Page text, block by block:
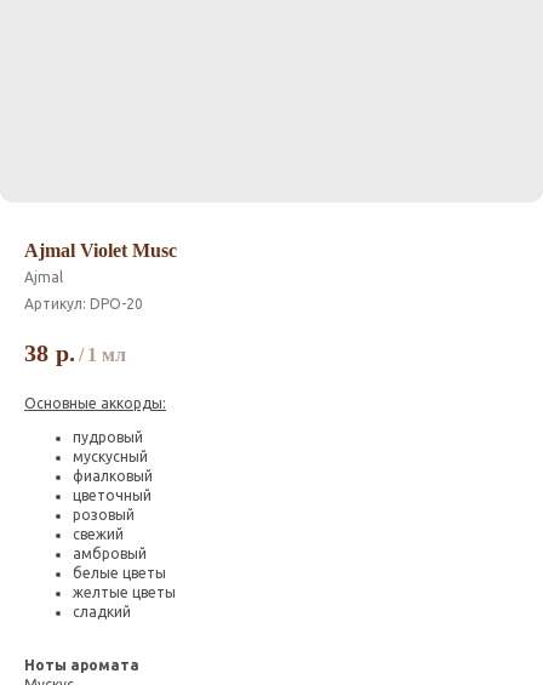
Ajmal Violet Musc
Ajmal
Артикул: DPO-20
38 р. / 1 мл
Основные аккорды:
пудровый
мускусный
фиалковый
цветочный
розовый
свежий
амбровый
белые цветы
желтые цветы
сладкий
Ноты аромата